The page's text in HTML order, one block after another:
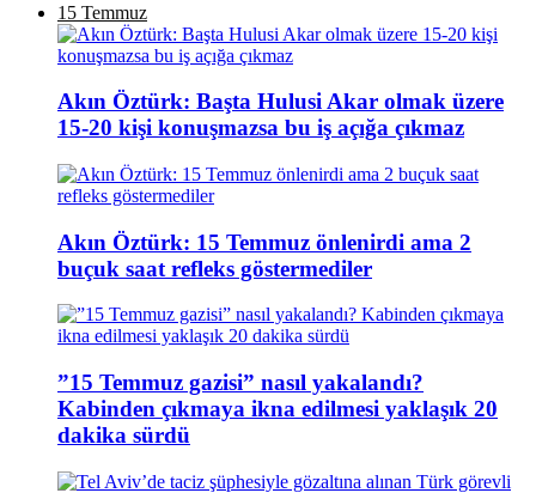
15 Temmuz
Akın Öztürk: Başta Hulusi Akar olmak üzere
15-20 kişi konuşmazsa bu iş açığa çıkmaz
Akın Öztürk: 15 Temmuz önlenirdi ama 2
buçuk saat refleks göstermediler
”15 Temmuz gazisi” nasıl yakalandı?
Kabinden çıkmaya ikna edilmesi yaklaşık 20
dakika sürdü